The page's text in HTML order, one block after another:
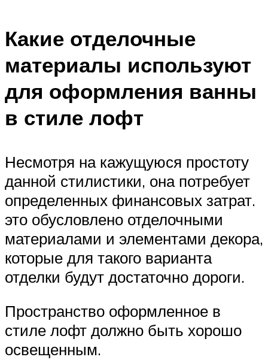
Какие отделочные
материалы используют
для оформления ванны
в стиле лофт
Несмотря на кажущуюся простоту
данной стилистики, она потребует
определенных финансовых затрат.
это обусловлено отделочными
материалами и элементами декора,
которые для такого варианта
отделки будут достаточно дороги.
Пространство оформленное в
стиле лофт должно быть хорошо
освещенным.